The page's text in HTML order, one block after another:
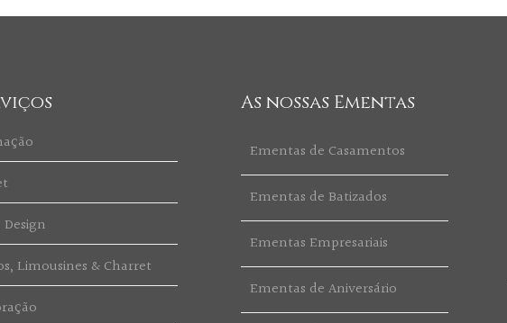
Design
Limousines & Charret
As nossas Ementas
Ementas de Casamentos
Ementas de Batizados
Ementas Empresariais
Ementas de Aniversário